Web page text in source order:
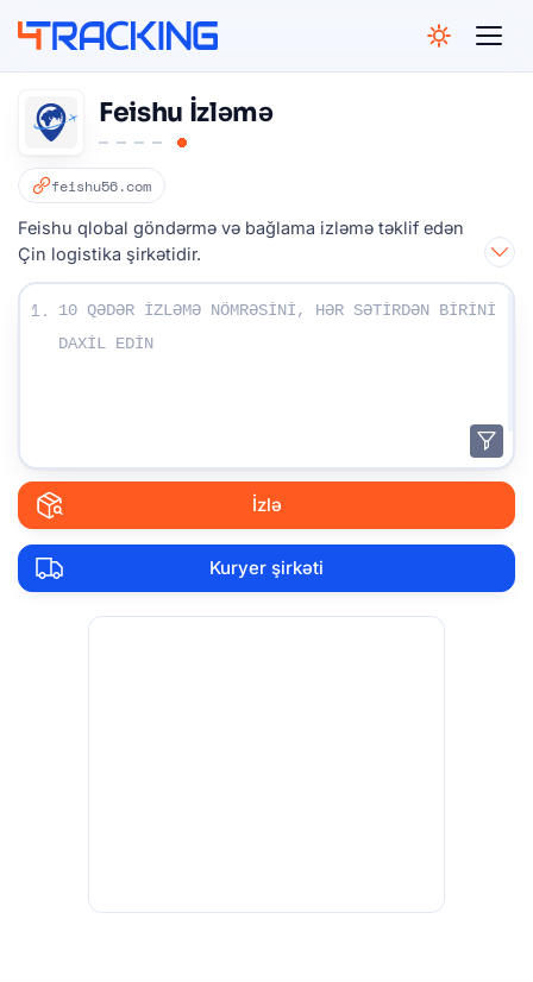
Feishu İzləmə
feishu56.com
Feishu qlobal göndərmə və bağlama izləmə təklif edən
Çin logistika şirkətidir.
İzləmə nömrələrinizi daxil edin:
1.
İzlə
Kuryer şirkəti